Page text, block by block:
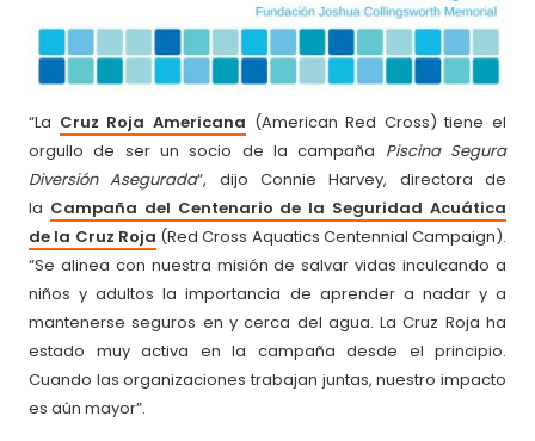
“La Cruz Roja Americana (American Red Cross) tiene el
orgullo de ser un socio de la campaña Piscina Segura
Diversión Asegurada“, dijo Connie Harvey, directora de
la Campaña del Centenario de la Seguridad Acuática
de la Cruz Roja (Red Cross Aquatics Centennial Campaign).
“Se alinea con nuestra misión de salvar vidas inculcando a
niños y adultos la importancia de aprender a nadar y a
mantenerse seguros en y cerca del agua. La Cruz Roja ha
estado muy activa en la campaña desde el principio.
Cuando las organizaciones trabajan juntas, nuestro impacto
es aún mayor”.